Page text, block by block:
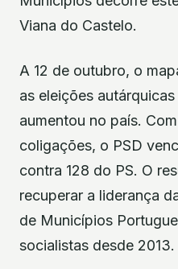
Viana do Castelo.
A 12 de outubro, o
as eleições
aumentou no país.
coligações, o PSD
contra 128 do PS. O
recuperar a liderança
de Municípios
socialistas desde 2013.